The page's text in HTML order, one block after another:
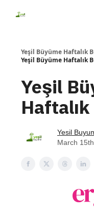
Yeşil Büyüme Haftalık
Yeşil Büyüme Haftalık
Yeşil
Yesil
March